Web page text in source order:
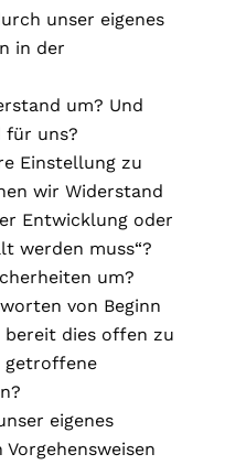
unser eigenes
in der
um? Und
für uns?
Einstellung zu
wir Widerstand
Entwicklung oder
werden muss“?
um?
von Beginn
bereit dies offen zu
getroffene
eigenes